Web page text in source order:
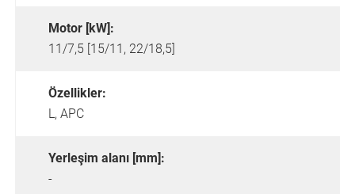
Motor [kW]:
11/7,5 [15/11, 22/18,5]
Özellikler:
L, APC
Yerleşim alanı [mm]:
-